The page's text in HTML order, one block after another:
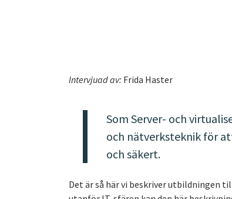
Intervjuad av: Frida Haster
Som Server- och
och nätverksteknik för
och säkert.
Det är så här vi beskriver utbildningen